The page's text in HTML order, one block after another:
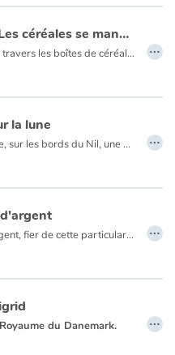
Super-Titi dans Les céréales se mangent froides
Super-Titi peut voir à travers les boîtes de céréales ! Ridicule ? C'est pourtant ce qui lui permettra d'attraper le voleur ! Une parodie pleine d'humour du monde des superhéros chers aux petits. …
la lune
Dans l'Egypte antique, sur les bords du Nil, une petite fille, Dasine, et son petit frère, Bakou, sont faits prisonniers par une sorcière cannibale. Dasine parvient à s'enfuir seule dans le désert, où elle rencontre la Déesse Lune. Cette dernière lui confie la recette des crêpes qui gaveront la sorcière et la mettront hors d'état de nuire. …
Un cerf aux bois d'argent, fier de cette particularité, méprisait ses semblables. Lassés par tant d'arrogance, ses frères décidèrent de l'abandonner dans une mystérieuse forêt. Qu'adviendra-t-il alors de ce cerf prétentieux ? La magie des lieux saura-t-elle le transformer ? …
du Danemark.
…